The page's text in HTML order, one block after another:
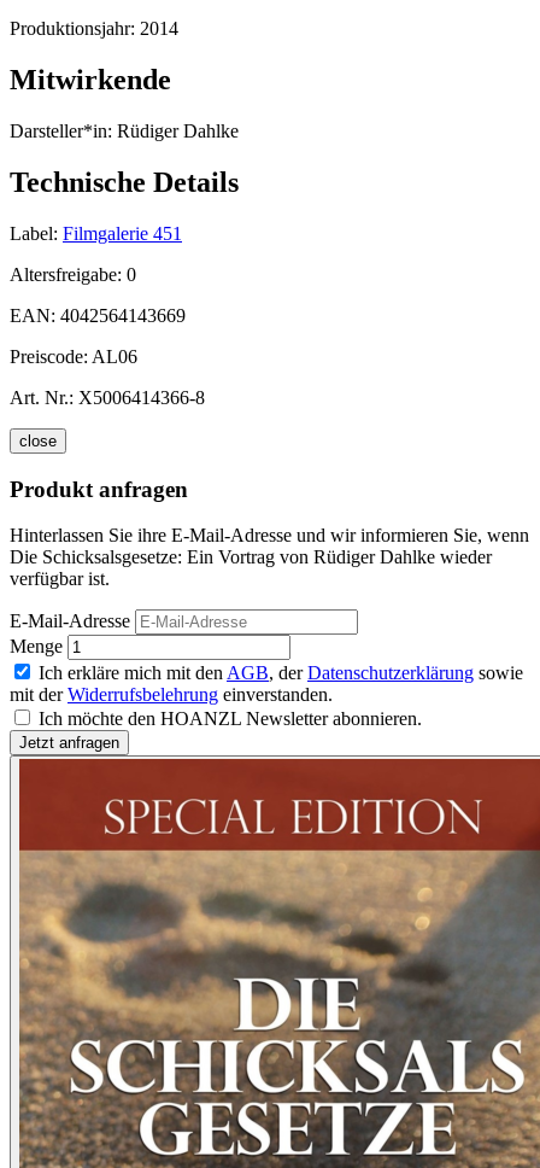
Produktionsjahr: 2014
Mitwirkende
Darsteller*in: Rüdiger Dahlke
Technische Details
Label: Filmgalerie 451
Altersfreigabe: 0
EAN: 4042564143669
Preiscode: AL06
Art. Nr.: X5006414366-8
close
Produkt anfragen
Hinterlassen Sie ihre E-Mail-Adresse und wir informieren Sie, wenn
Die Schicksalsgesetze: Ein Vortrag von Rüdiger Dahlke wieder
verfügbar ist.
E-Mail-Adresse
Menge
Ich erkläre mich mit den AGB, derDatenschutzerklärung sowie
mit derWiderrufsbelehrung einverstanden.
Ich möchte den HOANZL Newsletter abonnieren.